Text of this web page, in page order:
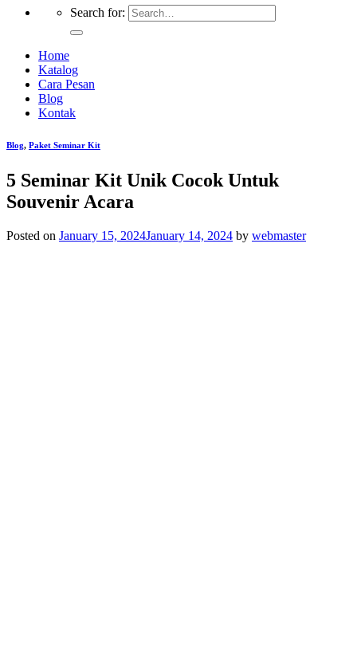
Search for:
Home
Katalog
Cara Pesan
Blog
Kontak
Blog, Paket Seminar Kit
5 Seminar Kit Unik Cocok Untuk
Souvenir Acara
Posted on January 15, 2024January 14, 2024 by webmaster